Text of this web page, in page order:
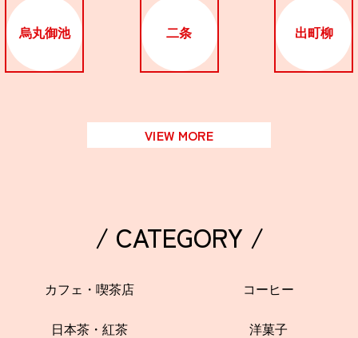
烏丸御池 二条 出町柳
VIEW MORE
/ CATEGORY /
カフェ・喫茶店 コーヒー
日本茶・紅茶 洋菓子